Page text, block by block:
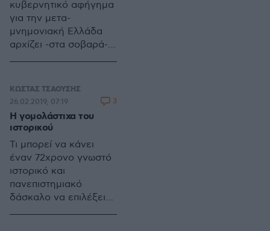
κυβερνητικό αφήγημα
για την μετα-
μνημονιακή Ελλάδα
αρχίζει -στα σοβαρά-
γιαγιάς μας» (όπως
τραγουδά και ο
Διονύσης
Σαββόπουλος) τα μέλη
του οικονομικού
επιτελείου συνεχίζουν
να σφυρίζουν
αδιάφορα,
περιμένοντας να
περάσει ο χρόνος
αλλά ο πόνος της
ΚΩΣΤΑΣ ΤΣΑΟΥΣΗΣ
Η γομολάστιχα του
ιστορικού
Τι μπορεί να κάνει
έναν 72χρονο γνωστό
ιστορικό και
πανεπιστημιακό
δάσκαλο να επιλέξει
26.02.2019, 07:19 3